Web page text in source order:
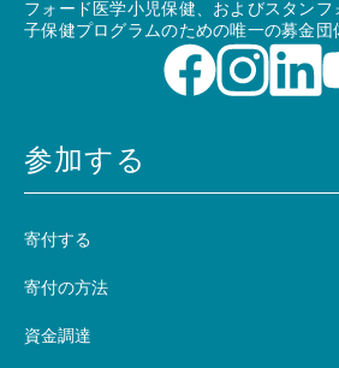
フォード医学小児保健、およびスタン
子保健プログラムのための唯一の募金団
参加する
寄付する
寄付の方法
資金調達